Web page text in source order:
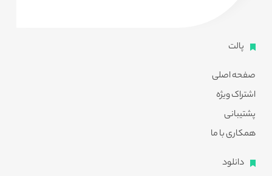
پالت
صفحه اصلی
اشتراک ویژه
پشتیبانی
همکاری با ما
دانلود